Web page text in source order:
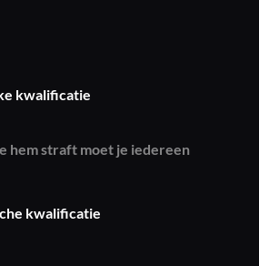
kwalificatie
hem straft moet je iedereen
kwalificatie